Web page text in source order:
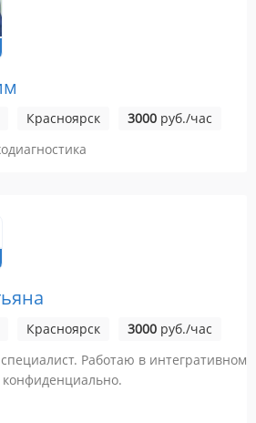
Красноярск 3000 руб./час
Красноярск 3000 руб./час
Работаю в интегративном